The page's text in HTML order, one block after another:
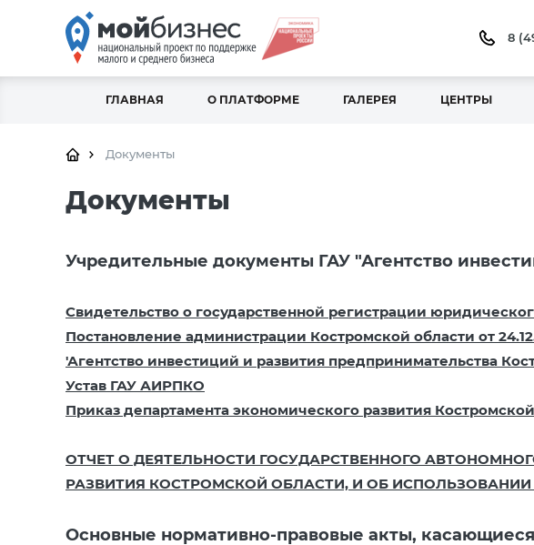
8
ГЛАВНАЯ О ПЛАТФОРМЕ ГАЛЕРЕЯ ЦЕНТРЫ
Документы
Документы
Учредительные документы ГАУ "Агентство
Свидетельство о государственной регистрации
Постановление администрации Костромской области от
'Агентство инвестиций и развития предпринимательства
Устав ГАУ АИРПКО
Приказ департамента экономического развития
ОТЧЕТ О ДЕЯТЕЛЬНОСТИ ГОСУДАРСТВЕННОГО
РАЗВИТИЯ КОСТРОМСКОЙ ОБЛАСТИ, И ОБ ИСПОЛЬЗОВАНИИ
Основные нормативно-правовые акты,